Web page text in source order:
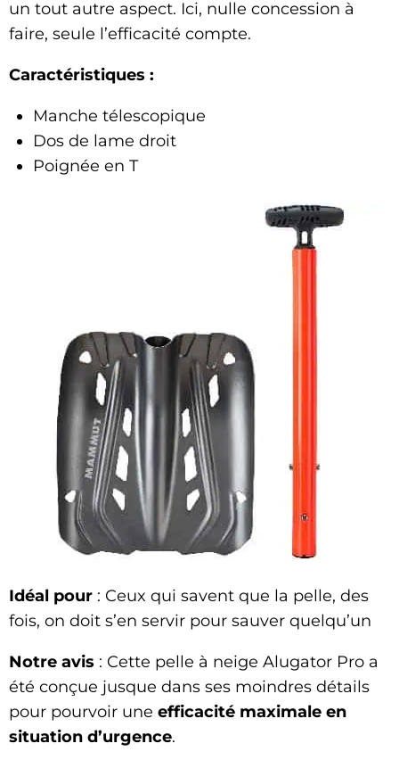
un tout autre aspect. Ici, nulle concession à
faire, seule l’efficacité compte.
Caractéristiques :
Manche télescopique
Dos de lame droit
Poignée en T
Idéal pour : Ceux qui savent que la pelle, des
fois, on doit s’en servir pour sauver quelqu’un
Notre avis : Cette pelle à neige Alugator Pro a
été conçue jusque dans ses moindres détails
pour pourvoir une efficacité maximale en
situation d’urgence.